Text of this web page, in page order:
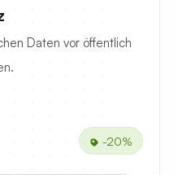
Daten vor öffentlich
-20%